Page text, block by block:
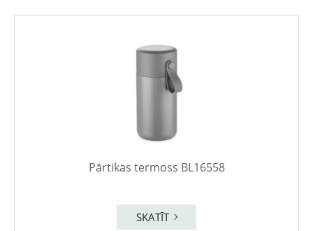
Pārtikas termoss BL16558
SKATĪT